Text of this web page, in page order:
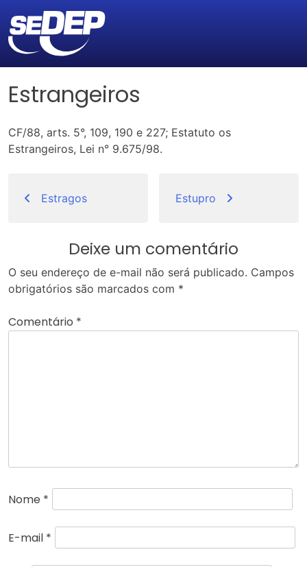
Estrangeiros
CF/88, arts. 5°, 109, 190 e 227; Estatuto os
Estrangeiros, Lei n° 9.675/98.
de
Estragos Estupro
Deixe um comentário
O seu endereço de e-mail não será publicado. Campos
obrigatórios são marcados com *
Comentário *
Nome *
E-mail *